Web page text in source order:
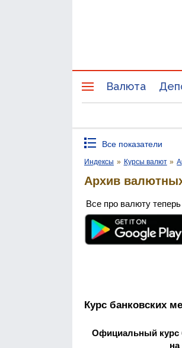
Валюта
Все показатели
Индексы » Курсы валют »
Архив
Все про валюту
Курс банковских
Официальный курс
на